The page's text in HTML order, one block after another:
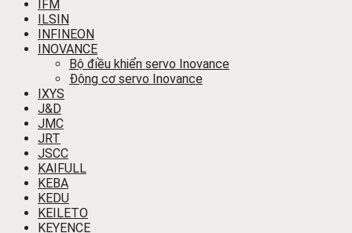
IFM
ILSIN
INFINEON
INOVANCE
Bộ điều khiển servo Inovance
Động cơ servo Inovance
IXYS
J&D
JMC
JRT
JSCC
KAIFULL
KEBA
KEDU
KEILETO
KEYENCE